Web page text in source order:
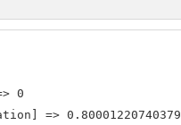
0
=> 0.80001220740379